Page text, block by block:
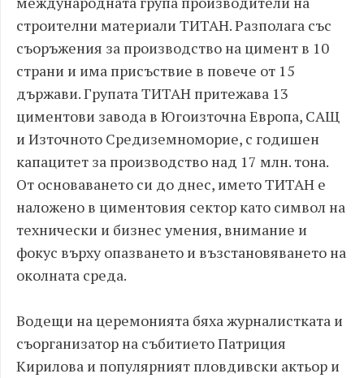
строителни материали ТИТАН. Разполага със
съоръжения за производство на цимент в 10
страни и има присъствие в повече от 15
държави. Групата ТИТАН притежава 13
циментови завода в Югоизточна Европа, САЩ
и Източното Средиземноморие, с годишен
капацитет за производство над 17 млн. тона.
От основаването си до днес, името ТИТАН е
наложено в циментовия сектор като символ на
технически и бизнес умения, внимание и
фокус върху опазването и възстановяването на
околната среда.
Водещи на церемонията бяха журналистката и
съорганизатор на събитието Патриция
Кирилова и популярният пловдивски актьор и